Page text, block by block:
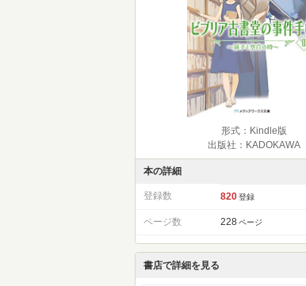
形式：Kindle版
出版社：KADOKAWA
本の詳細
登録数 820 登録
ページ数 228 ページ
書店で詳細を見る